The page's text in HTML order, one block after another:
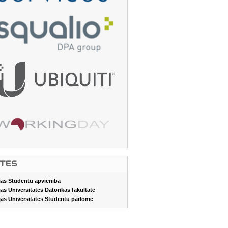
Studentu apvienība
Universitātes Datorikas fakultāte
Universitātes Studentu padome